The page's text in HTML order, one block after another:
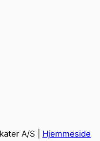
A/S | Hjemmeside